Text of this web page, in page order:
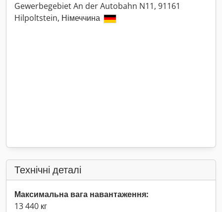
Gewerbegebiet An der Autobahn N11, 91161
Hilpoltstein, Німеччина
Технічні деталі
Максимальна вага навантаження:
13 440 кг